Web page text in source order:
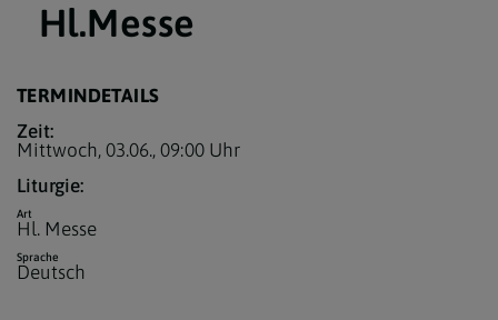
Hl.Messe
TERMINDETAILS
Zeit:
Mittwoch, 03.06., 09:00 Uhr
Liturgie:
Art
Hl. Messe
Sprache
Deutsch